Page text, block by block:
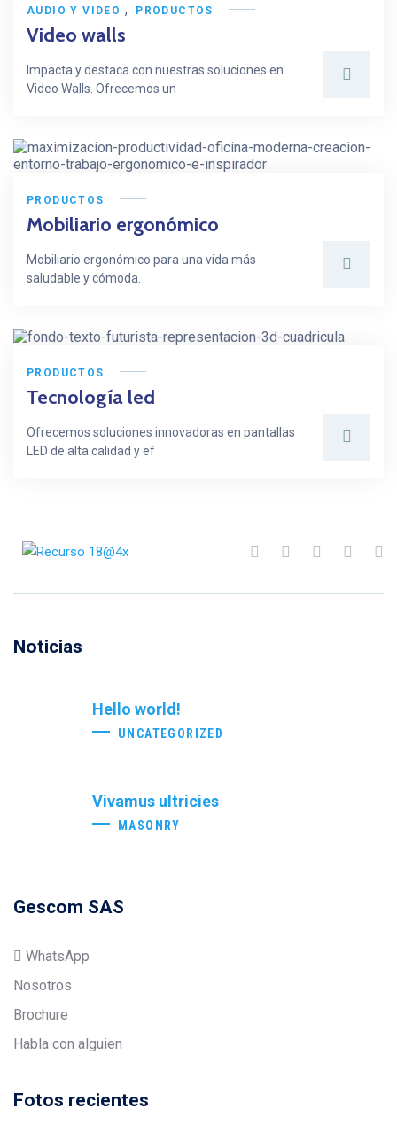
AUDIO Y VIDEO , PRODUCTOS
Video walls
Impacta y destaca con nuestras soluciones en
Video Walls. Ofrecemos un
PRODUCTOS
Mobiliario ergonómico
Mobiliario ergonómico para una vida más
saludable y cómoda.
PRODUCTOS
Tecnología led
Ofrecemos soluciones innovadoras en pantallas
LED de alta calidad y ef
Noticias
Hello world!
UNCATEGORIZED
Vivamus ultricies
MASONRY
Gescom SAS
WhatsApp
Nosotros
Brochure
Habla con alguien
Fotos recientes